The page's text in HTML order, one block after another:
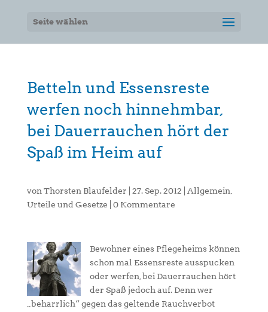
Seite wählen
Betteln und Essensreste
werfen noch hinnehmbar,
bei Dauerrauchen hört der
Spaß im Heim auf
von Thorsten Blaufelder 27. Sep. 2012 Allgemein
Urteile und Gesetze
0 Kommentare
Bewohner eines Pflegeheims können
schon mal Essensreste ausspucken
oder werfen, bei Dauerrauchen hört
der Spaß jedoch auf. Denn wer
„beharrlich“ gegen das geltende Rauchverbot